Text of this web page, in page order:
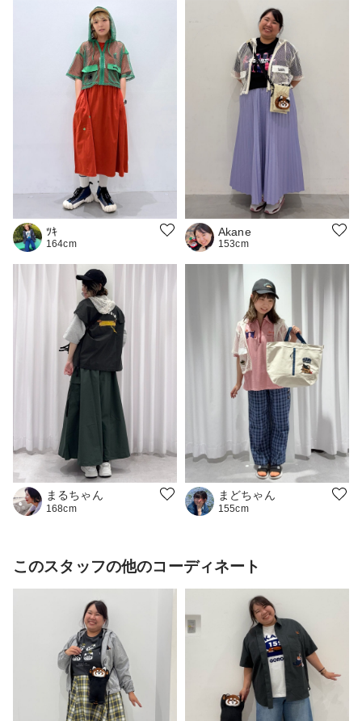
ﾂｷ
164cm
Akane
153cm
まるちゃん
168cm
まどちゃん
155cm
このスタッフの他のコーディネート